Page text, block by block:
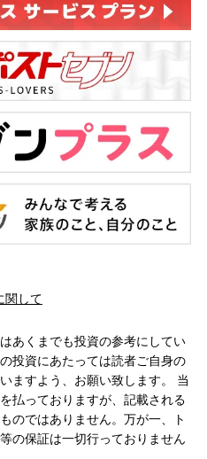
関して
あくまでも投資の参考にしてい
投資にあたっては読者ご自身の
ますよう、お願い致します。 当
払っておりますが、記載される
のではありません。万が一、ト
の保証は一切行っておりません